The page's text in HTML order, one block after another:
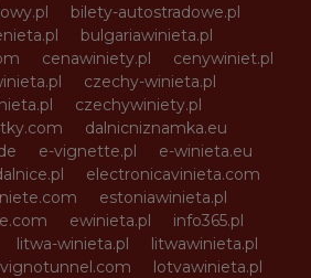
bilety-autostradowe.pl
bulgariawinieta.pl
cenawiniety.pl
cenywiniet.pl
czechy-winieta.pl
czechywiniety.pl
dalnicniznamka.eu
e-vignette.pl
e-winieta.eu
electronicavinieta.com
estoniawinieta.pl
ewinieta.pl
info365.pl
litwa-winieta.pl
litwawinieta.pl
lotvawinieta.pl